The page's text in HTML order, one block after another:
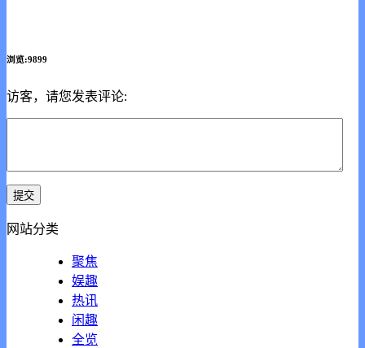
浏览:9899
访客，请您发表评论:
网站分类
聚焦
娱趣
热讯
闲趣
全览